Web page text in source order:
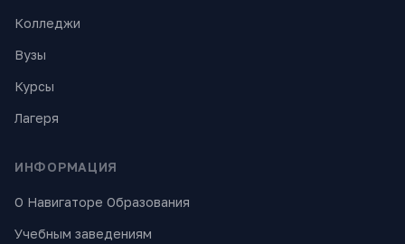
Колледжи
Вузы
Курсы
Лагеря
ИНФОРМАЦИЯ
О Навигаторе Образования
Учебным заведениям